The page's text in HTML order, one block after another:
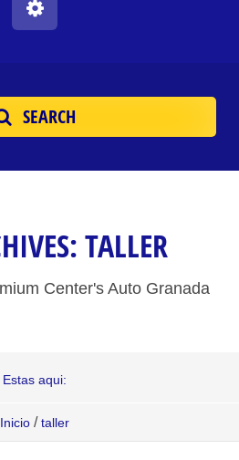
SEARCH
TALLER
Center's Auto Granada
Estas aqui:
Inicio / taller